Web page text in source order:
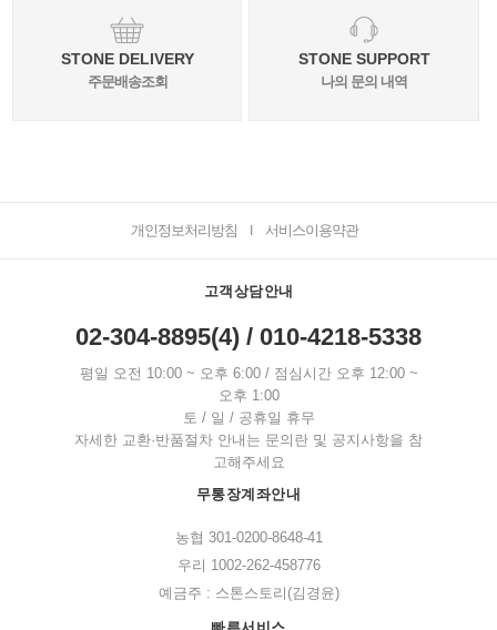
STONE DELIVERY
주문배송조회
STONE SUPPORT
나의 문의 내역
개인정보처리방침 서비스이용약관
고객상담안내
02-304-8895(4) / 010-4218-5338
평일 오전 10:00 ~ 오후 6:00 / 점심시간 오후 12:00 ~
오후 1:00
토 / 일 / 공휴일 휴무
자세한 교환·반품절차 안내는 문의란 및 공지사항을 참
고해주세요
무통장계좌안내
농협 301-0200-8648-41
우리 1002-262-458776
예금주 : 스톤스토리(김경윤)